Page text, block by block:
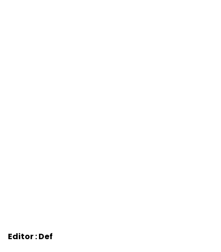
Editor : Def